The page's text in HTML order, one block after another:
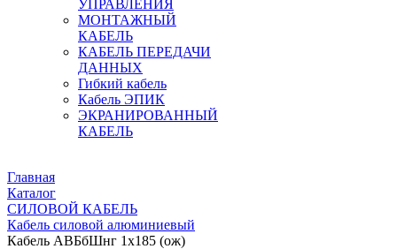
УПРАВЛЕНИЯ
МОНТАЖНЫЙ
КАБЕЛЬ
КАБЕЛЬ ПЕРЕДАЧИ
ДАННЫХ
Гибкий кабель
Кабель ЭПИК
ЭКРАНИРОВАННЫЙ
КАБЕЛЬ
Главная
Каталог
СИЛОВОЙ КАБЕЛЬ
Кабель силовой алюминиевый
Кабель АВБбШнг 1х185 (ож)